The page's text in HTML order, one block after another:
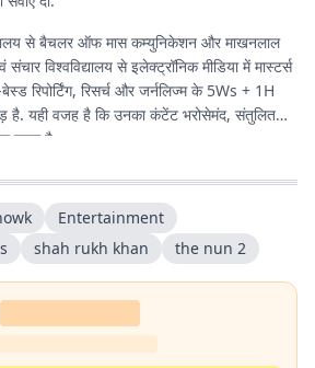
से बैचलर ऑफ मास कम्युनिकेशन और माखनलाल
संचार विश्वविद्यालय से इलेक्ट्रॉनिक मीडिया में मास्टर्स
रिपोर्टिंग, रिसर्च और जर्नलिज्म के 5Ws + 1H
है. यही वजह है कि उनका कंटेंट भरोसेमंद, संतुलित
जाता है.
Entertainment
shah rukh khan the nun 2